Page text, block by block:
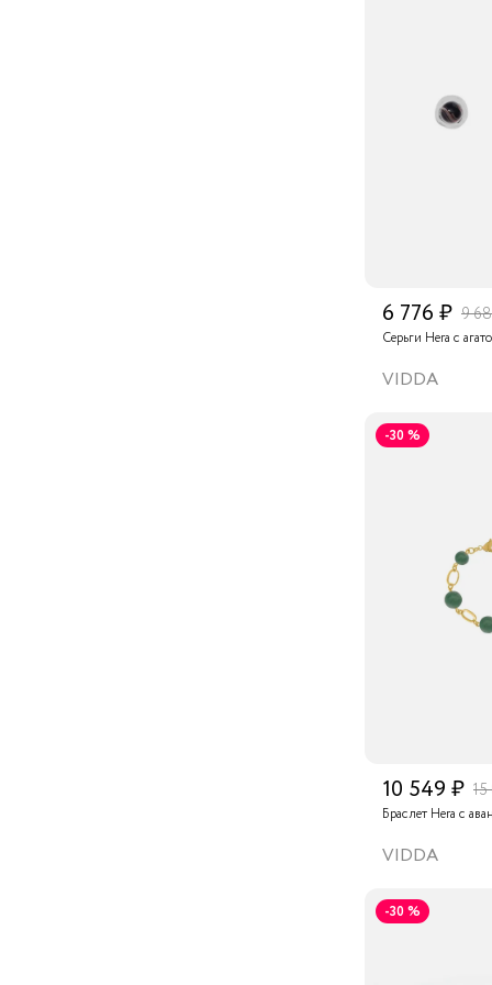
6 776 ₽ 9
Серьги Hera с
VIDDA
-30 %
10 549 ₽
Браслет Hera с
VIDDA
-30 %